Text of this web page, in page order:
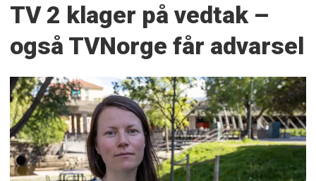
TV 2 klager på vedtak –
også TVNorge får advarsel